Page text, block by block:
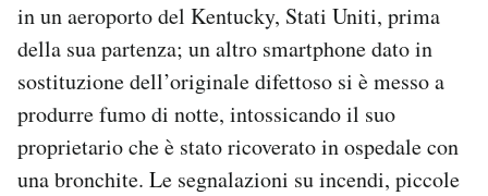
in un aeroporto del Kentucky, Stati Uniti, prima
della sua partenza; un altro smartphone dato in
sostituzione dell’originale difettoso si è messo a
produrre fumo di notte, intossicando il suo
proprietario che è stato ricoverato in ospedale con
una bronchite. Le segnalazioni su incendi, piccole